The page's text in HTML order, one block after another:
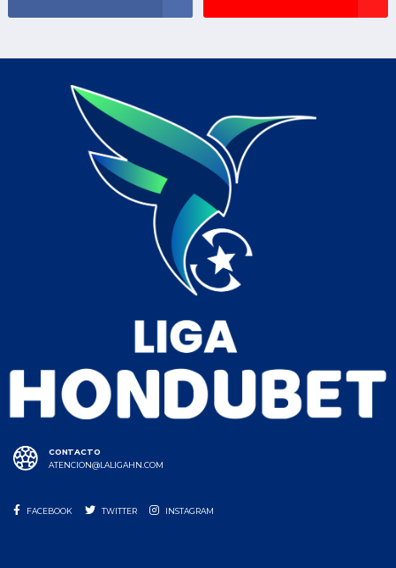
CONTACTO
ATENCION@LALIGAHN.COM
FACEBOOK TWITTER INSTAGRAM